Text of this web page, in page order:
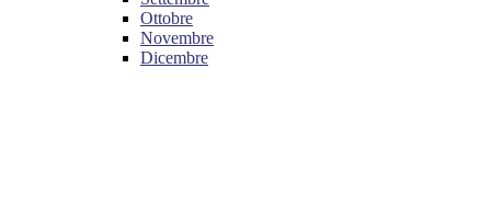
Ottobre
Novembre
Dicembre